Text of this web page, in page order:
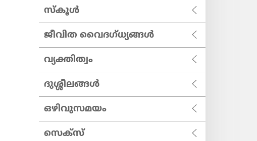
സ്കൂള്‍
ജീവിത വൈദഗ്ധ്യങ്ങൾ
വ്യക്തിത്വം
ദുശ്ശീലങ്ങൾ
ഒഴിവുസമയം
സെക്സ്